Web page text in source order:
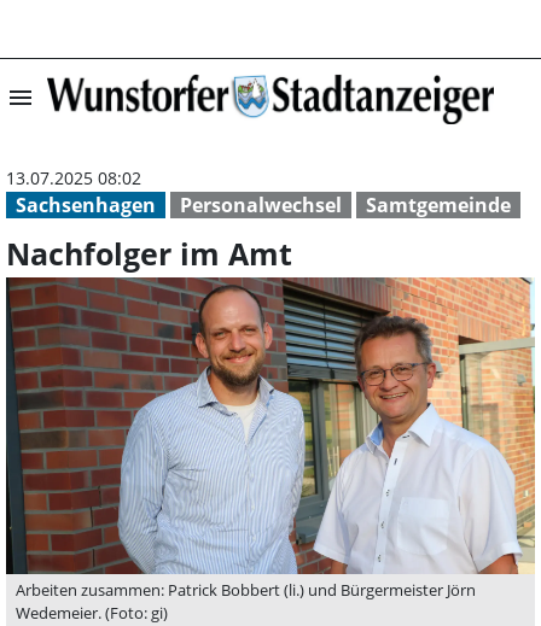
menu Nachfolger im
Sachsenhagen Personalwechsel Samtgemeinde
13.07.2025 08:02
Nachfolger im Amt
Arbeiten zusammen: Patrick Bobbert (li.) und Bürgermeister Jörn
Wedemeier. (Foto: gi)